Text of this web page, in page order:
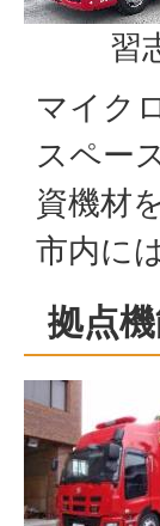
習志
マイク
スペー
資機材
市内に
拠点